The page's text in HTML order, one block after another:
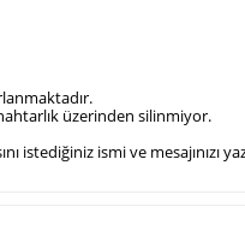
üzerinden silinmiyor.
istediğiniz ismi ve mesajınızı